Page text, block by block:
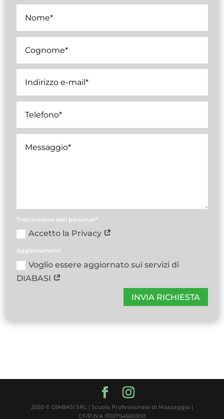
Trattamento dati personali*
Accetto la Privacy
Aggiornamenti
Voglio essere aggiornato sui servizi di
DIABASI
INVIA RICHIESTA
2020 © DIABASI SRL | Scuola Professionale di Massaggio |
CF/P.IVA IT02754500300